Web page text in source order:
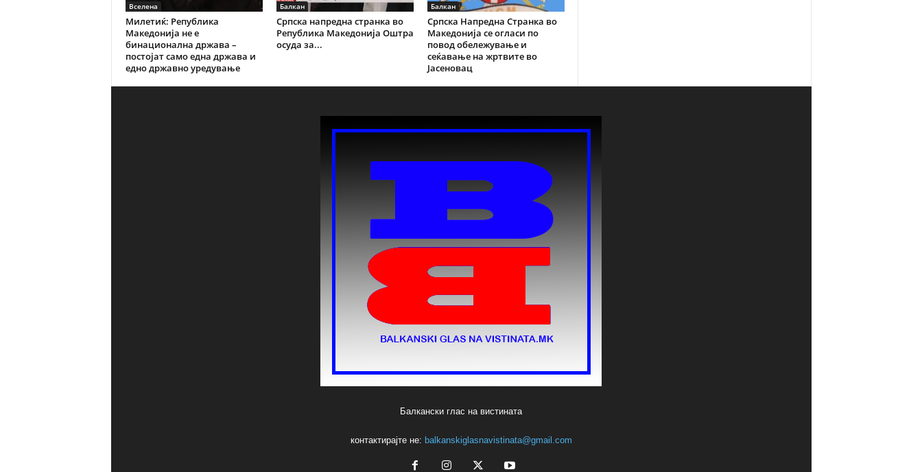
Вселена
Милетиќ: Република
Македонија не е
бинационална држава –
постојат само една држава и
едно државно уредување
Балкан
Српска напредна странка во
Република Македонија Оштра
осуда за...
Балкан
Српска Напредна Странка во
Македонија се огласи по
повод обележување и
сеќавање на жртвите во
Јасеновац
Балкански глас на вистината
контактирајте не: balkanskiglasnavistinata@gmail.com